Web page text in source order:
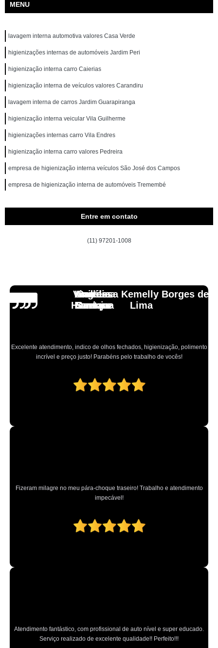
MENU
lavagem interna automotiva valores Casa Verde
higienizações internas de automóveis Jardim Peri
higienização interna carro Caierias
higienização interna de veículos valores Carandiru
lavagem interna de carros Jardim Guarapiranga
higienização interna veicular Vila Guilherme
higienizações internas carro Vila Endres
higienização interna carro valores Pedreira
empresa de higienização interna veículos São José dos Campos
empresa de higienização interna de automóveis Tremembé
Entre em contato
(11) 97201-1008
Angélica
Santana
Excelente atendimento, indico de olhos fechados, higienização, polimento
incrível e preço justo! Parabéns pelo trabalho de vocês!
Andressa Kemelly Borges de
Lima
Fizeram milagre no meu pára-choque traseiro! Trabalho e atendimento
impecável!
Carlos
Henrique
Atendimento fantástico, com profissional de auto nível e super educado.
Serviço realizado de excelente qualidade!! Perfeito!!!
Vinicius
Laranja
Lourdes
Santoro